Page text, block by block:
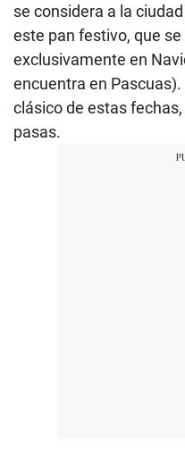
se considera a la
este pan festivo, que
exclusivamente en
encuentra en
clásico de estas
pasas.